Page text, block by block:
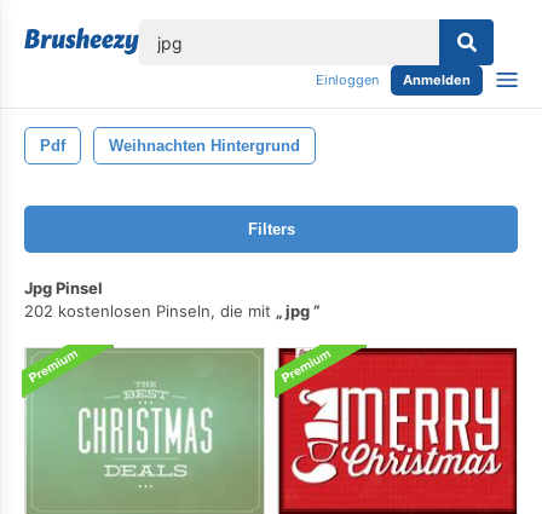
Einloggen Anmelden
Pdf Weihnachten Hintergrund
Filters
Jpg Pinsel
202 kostenlosen Pinseln, die mit
jpg